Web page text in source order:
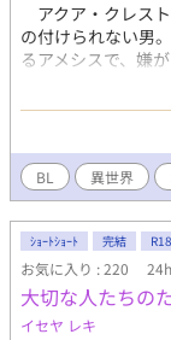
アクア・クレス
の付けられない男
るアメシスで、嫌
しまうなど日常茶
アクアはアメシス
断罪され、処罰
令息」のアクアは
のは……。 ど緩い
ル……） ＢＬでＲ
ございます！ Ｂ
に舞い踊っており
BL 異世界
ｼｮｰﾄｼｮｰﾄ 完結 R18
お気に入り : 220
大切な人たちの
イセヤ レキ